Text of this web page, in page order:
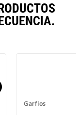
Garfios